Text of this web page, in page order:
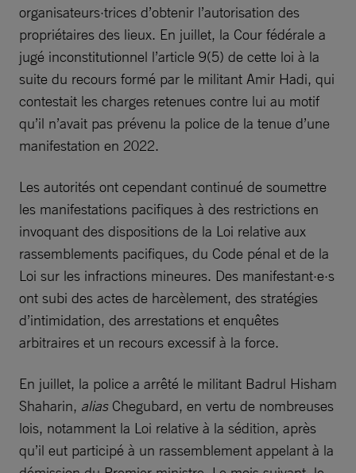
organisateurs·trices d’obtenir l’autorisation des
propriétaires des lieux. En juillet, la Cour fédérale a
jugé inconstitutionnel l’article 9(5) de cette loi à la
suite du recours formé par le militant Amir Hadi, qui
contestait les charges retenues contre lui au motif
qu’il n’avait pas prévenu la police de la tenue d’une
manifestation en 2022.
Les autorités ont cependant continué de soumettre
les manifestations pacifiques à des restrictions en
invoquant des dispositions de la Loi relative aux
rassemblements pacifiques, du Code pénal et de la
Loi sur les infractions mineures. Des manifestant·e·s
ont subi des actes de harcèlement, des stratégies
d’intimidation, des arrestations et enquêtes
arbitraires et un recours excessif à la force.
En juillet, la police a arrêté le militant Badrul Hisham
Shaharin, aliasChegubard, en vertu de nombreuses
lois, notamment la Loi relative à la sédition, après
qu’il eut participé à un rassemblement appelant à la